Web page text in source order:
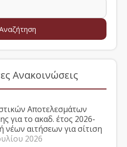
Ανακοινώσεις
Αποτελεσμάτων
για το ακαδ. έτος 2026-
νέων αιτήσεων για σίτιση
2026